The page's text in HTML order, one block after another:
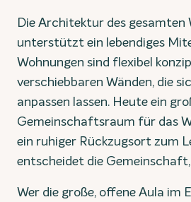
Die Architektur des gesamten
unterstützt ein lebendiges
Wohnungen sind flexibel
verschiebbaren Wänden, die
anpassen lassen. Heute ein
Gemeinschaftsraum für das
ein ruhiger Rückzugsort zum
entscheidet die Gemeinschaft,
Wer die große, offene Aula im